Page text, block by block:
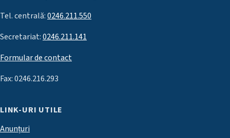
Tel. centrală:0246.211.550
Secretariat:0246.211.141
Formular de contact
Fax: 0246.216.293
LINK-URI UTILE
Anunțuri